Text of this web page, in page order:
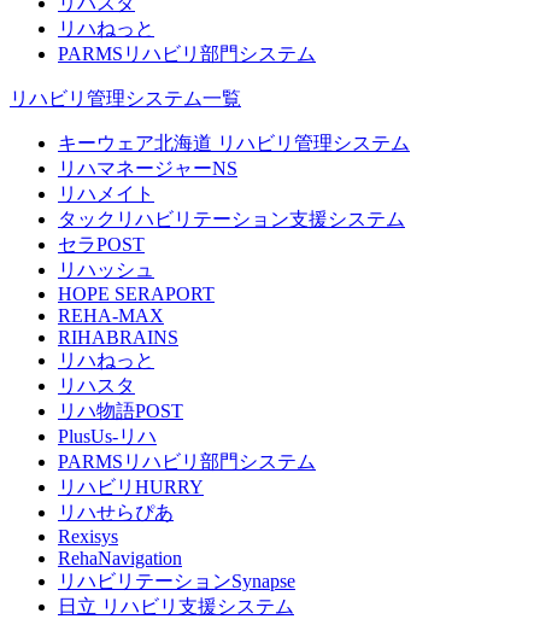
リハねっと
PARMSリハビリ部門システム
リハビリ管理システム一覧
キーウェア北海道 リハビリ管理システム
リハマネージャーNS
リハメイト
タックリハビリテーション支援システム
セラPOST
リハッシュ
HOPE SERAPORT
REHA-MAX
RIHABRAINS
リハねっと
リハスタ
リハ物語POST
PlusUs-リハ
PARMSリハビリ部門システム
リハビリHURRY
リハせらぴあ
Rexisys
RehaNavigation
リハビリテーションSynapse
日立 リハビリ支援システム